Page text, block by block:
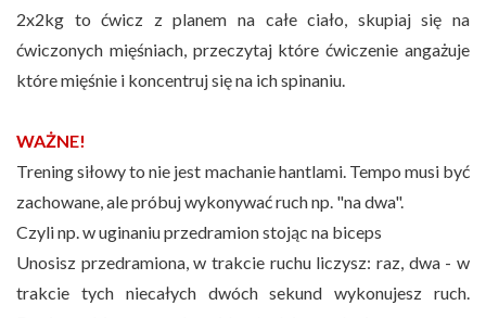
2x2kg to ćwicz z planem na całe ciało, skupiaj się na
ćwiczonych mięśniach, przeczytaj które ćwiczenie angażuje
które mięśnie i koncentruj się na ich spinaniu.
WAŻNE!
Trening siłowy to nie jest machanie hantlami. Tempo musi być
zachowane, ale próbuj wykonywać ruch np. "na dwa".
Czyli np. w uginaniu przedramion stojąc na biceps
Unosisz przedramiona, w trakcie ruchu liczysz: raz, dwa - w
trakcie tych niecałych dwóch sekund wykonujesz ruch.